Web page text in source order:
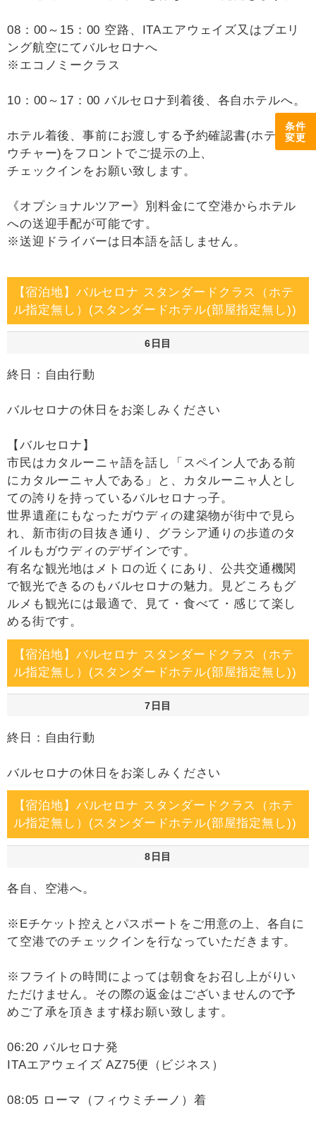
条件
変更
08：00～15：00 空路、ITAエアウェイズ又はブエリ
ング航空にてバルセロナへ
※エコノミークラス
10：00～17：00 バルセロナ到着後、各自ホテルへ。
ホテル着後、事前にお渡しする予約確認書(ホテルバ
ウチャー)をフロントでご提示の上、
チェックインをお願い致します。
《オプショナルツアー》別料金にて空港からホテル
への送迎手配が可能です。
※送迎ドライバーは日本語を話しません。
【宿泊地】バルセロナ スタンダードクラス（ホテ
ル指定無し）(スタンダードホテル(部屋指定無し))
6日目
終日：自由行動
バルセロナの休日をお楽しみください
【バルセロナ】
市民はカタルーニャ語を話し「スペイン人である前
にカタルーニャ人である」と、カタルーニャ人とし
ての誇りを持っているバルセロナっ子。
世界遺産にもなったガウディの建築物が街中で見ら
れ、新市街の目抜き通り、グラシア通りの歩道のタ
イルもガウディのデザインです。
有名な観光地はメトロの近くにあり、公共交通機関
で観光できるのもバルセロナの魅力。見どころもグ
ルメも観光には最適で、見て・食べて・感じて楽し
める街です。
【宿泊地】バルセロナ スタンダードクラス（ホテ
ル指定無し）(スタンダードホテル(部屋指定無し))
7日目
終日：自由行動
バルセロナの休日をお楽しみください
【宿泊地】バルセロナ スタンダードクラス（ホテ
ル指定無し）(スタンダードホテル(部屋指定無し))
8日目
各自、空港へ。
※Eチケット控えとパスポートをご用意の上、各自に
て空港でのチェックインを行なっていただきます。
※フライトの時間によっては朝食をお召し上がりい
ただけません。その際の返金はございませんので予
めご了承を頂きます様お願い致します。
06:20 バルセロナ発
ITAエアウェイズ AZ75便（ビジネス）
08:05 ローマ（フィウミチーノ）着